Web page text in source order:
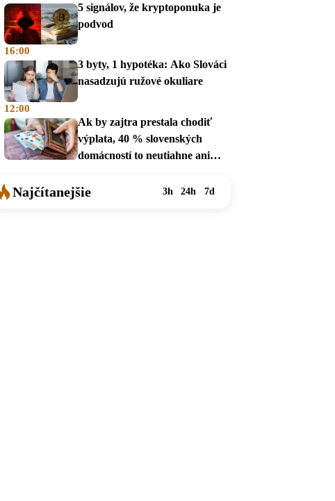
5 signálov, že kryptoponuka je
podvod
16:00
3 byty, 1 hypotéka: Ako Slováci
nasadzujú ružové okuliare
12:00
Ak by zajtra prestala chodiť
výplata, 40 % slovenských
domácností to neutiahne ani
Najčítanejšie 3h 24h 7d